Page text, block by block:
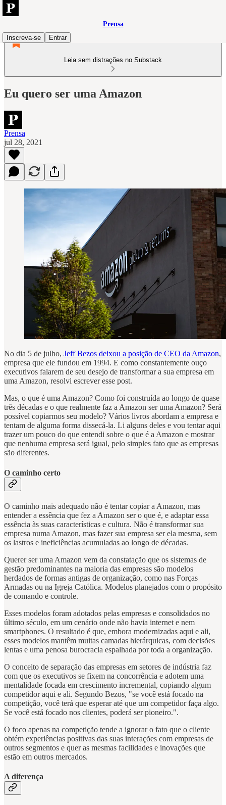
Prensa
Inscreva-se
Entrar
Leia sem distrações no Substack
Eu quero ser uma Amazon
Prensa
jul 28, 2021
No dia 5 de julho, Jeff Bezos deixou a posição de CEO da Amazon,
empresa que ele fundou em 1994. E como constantemente ouço
executivos falarem de seu desejo de transformar a sua empresa em
uma Amazon, resolvi escrever esse post.
Mas, o que é uma Amazon? Como foi construída ao longo de quase
três décadas e o que realmente faz a Amazon ser uma Amazon? Será
possível copiarmos seu modelo? Vários livros abordam a empresa e
tentam de alguma forma dissecá-la. Li alguns deles e vou tentar aqui
trazer um pouco do que entendi sobre o que é a Amazon e mostrar
que nenhuma empresa será igual, pelo simples fato que as empresas
são diferentes.
O caminho certo
O caminho mais adequado não é tentar copiar a Amazon, mas
entender a essência que fez a Amazon ser o que é, e adaptar essa
essência às suas características e cultura. Não é transformar sua
empresa numa Amazon, mas fazer sua empresa ser ela mesma, sem
os lastros e ineficiências acumuladas ao longo de décadas.
Querer ser uma Amazon vem da constatação que os sistemas de
gestão predominantes na maioria das empresas são modelos
herdados de formas antigas de organização, como nas Forças
Armadas ou na Igreja Católica. Modelos planejados com o propósito
de comando e controle.
Esses modelos foram adotados pelas empresas e consolidados no
último século, em um cenário onde não havia internet e nem
smartphones. O resultado é que, embora modernizadas aqui e ali,
esses modelos mantêm muitas camadas hierárquicas, com decisões
lentas e uma penosa burocracia espalhada por toda a organização.
O conceito de separação das empresas em setores de indústria faz
com que os executivos se fixem na concorrência e adotem uma
mentalidade focada em crescimento incremental, copiando algum
competidor aqui e ali. Segundo Bezos, "se você está focado na
competição, você terá que esperar até que um competidor faça algo.
Se você está focado nos clientes, poderá ser pioneiro.".
O foco apenas na competição tende a ignorar o fato que o cliente
obtém experiências positivas das suas interações com empresas de
outros segmentos e quer as mesmas facilidades e inovações que
estão em outros mercados.
A diferença